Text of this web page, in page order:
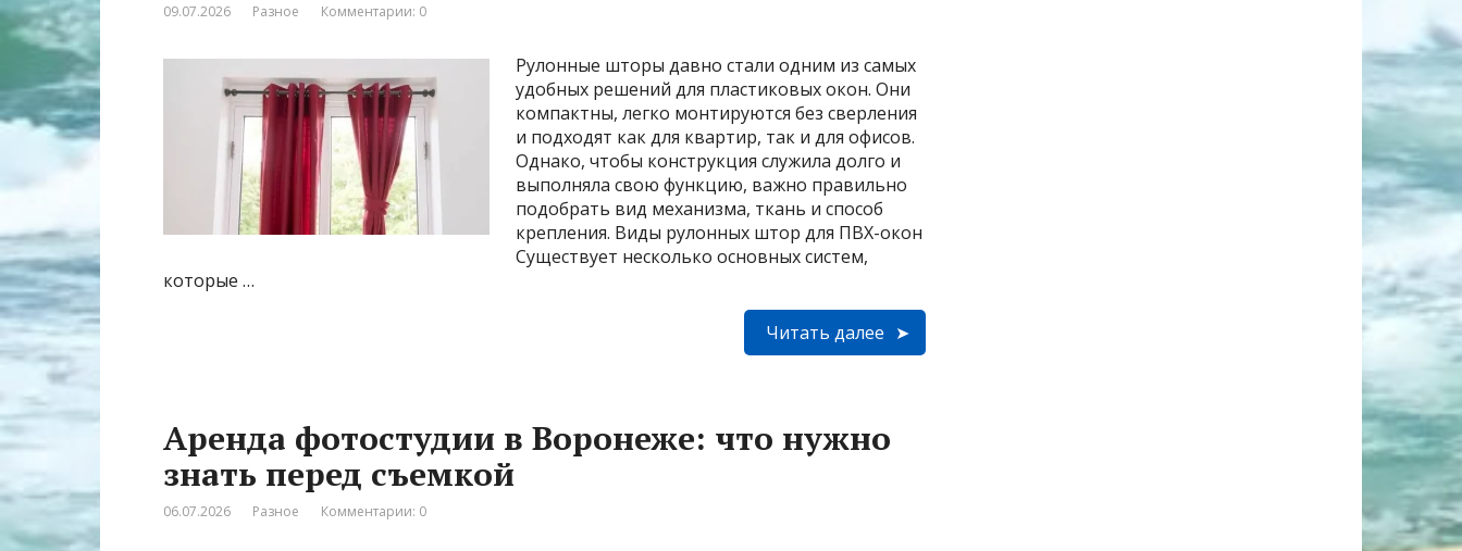
09.07.2026 Разное Комментарии: 0
Рулонные шторы давно стали одним из самых
удобных решений для пластиковых окон. Они
компактны, легко монтируются без сверления
и подходят как для квартир, так и для офисов.
Однако, чтобы конструкция служила долго и
выполняла свою функцию, важно правильно
подобрать вид механизма, ткань и способ
крепления. Виды рулонных штор для ПВХ-окон
Существует несколько основных систем,
которые …
Читать далее
Аренда фотостудии в Воронеже: что нужно
знать перед съемкой
06.07.2026 Разное Комментарии: 0